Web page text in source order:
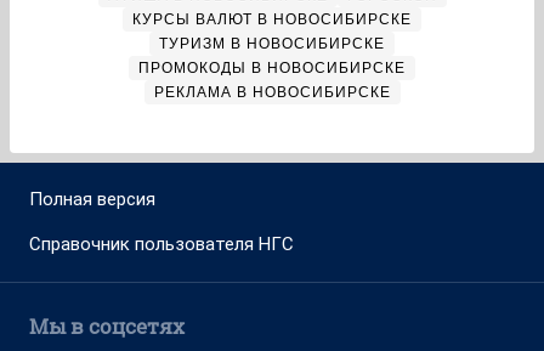
КУРСЫ ВАЛЮТ В НОВОСИБИРСКЕ
ТУРИЗМ В НОВОСИБИРСКЕ
ПРОМОКОДЫ В НОВОСИБИРСКЕ
РЕКЛАМА В НОВОСИБИРСКЕ
Полная версия
Справочник пользователя НГС
Мы в соцсетях